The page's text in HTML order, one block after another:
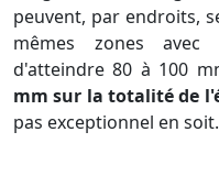
peuvent, par endroits,
mêmes zones
d'atteindre 80 à 100
mm sur la totalité de
pas exceptionnel en soit.